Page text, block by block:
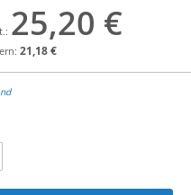
25,20 €
21,18 €